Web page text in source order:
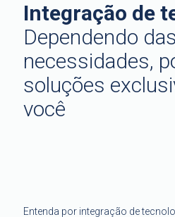
Integração de
Dependendo
necessidades,
soluções
você
Entenda por integração de